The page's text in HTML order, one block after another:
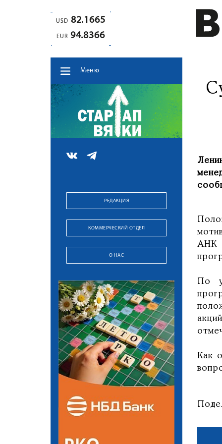
USD 82.1665
EUR 94.8366
Меню
РЕДАКЦИЯ
КОММЕРЧЕСКИЙ ОТДЕЛ
О НАС
АНК
По
Как